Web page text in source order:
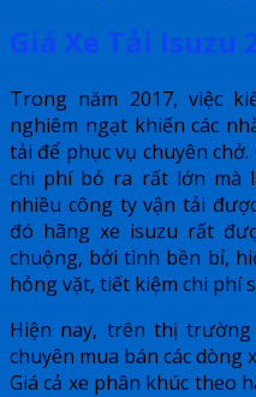
Giá Xe Tải Isuzu
Trong năm 2017, việc
nghiêm ngạt khiến các
tải để phục vụ chuyên
chi phí bỏ ra rất lớn mà
nhiều công ty vận tải
đó hãng xe isuzu rất
chuộng, bởi tình bền bỉ,
hỏng vặt, tiết kiệm chi phí
Hiện nay, trên thị
chuyên mua bán các dòng
Giá cả xe phân khúc theo